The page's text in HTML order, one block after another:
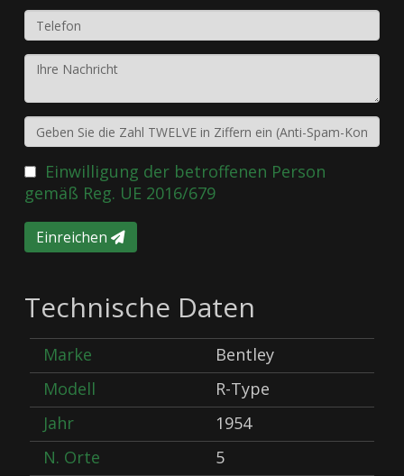
Einwilligung der betroffenen Person
gemäß Reg. UE 2016/679
Einreichen
Technische Daten
Marke
Bentley
Modell
R-Type
Jahr
1954
N. Orte
5